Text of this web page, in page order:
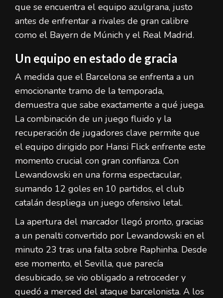
que se encuentra el equipo azulgrana, justo
antes de enfrentar a rivales de gran calibre
como el Bayern de Múnich y el Real Madrid.
Un equipo en estado de gracia
A medida que el Barcelona se enfrenta a un
emocionante tramo de la temporada,
demuestra que sabe exactamente a qué juega.
La combinación de un juego fluido y la
recuperación de jugadores clave permite que
el equipo dirigido por Hansi Flick enfrente este
momento crucial con gran confianza. Con
Lewandowski en una forma espectacular,
sumando 12 goles en 10 partidos, el club
catalán despliega un juego ofensivo letal.
La apertura del marcador llegó pronto, gracias
a un penalti convertido por Lewandowski en el
minuto 23 tras una falta sobre Raphinha. Desde
ese momento, el Sevilla, que parecía
desubicado, se vio obligado a retroceder y
quedó a merced del ataque barcelonista. A los